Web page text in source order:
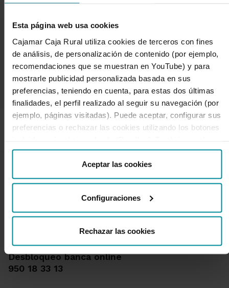
Esta página web usa cookies
Cajamar Caja Rural utiliza cookies de terceros con fines
de análisis, de personalización de contenido (por ejemplo,
recomendaciones que se muestran en YouTube) y para
mostrarle publicidad personalizada basada en sus
preferencias, teniendo en cuenta, para estas dos últimas
finalidades, el perfil realizado al seguir su navegación (por
ejemplo, páginas visitadas). Puede aceptar, configurar sus
preferencias o rechazar las cookies utilizando los botones
obtener más información, así como cambiar el
consentimiento en cualquier momento desde nuestra
Política de Cookies.
Aceptar las cookies
Configuraciones
Rechazar las cookies
Puedes encontrar información más detallada sobre
tus datos personales en laPolítica de Protección de
Datosde nuestra Web.
Enviar
Te ayudamos
Quejas y reclamaciones
Desbloqueo banca online
950 18 33 13